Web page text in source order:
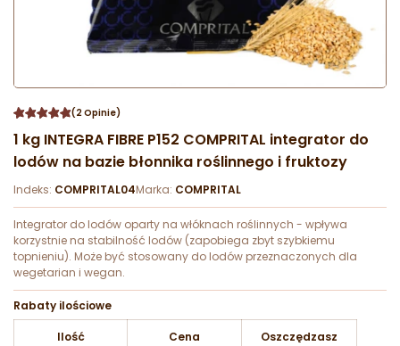
(2 Opinie)
1 kg INTEGRA FIBRE P152 COMPRITAL integrator do
lodów na bazie błonnika roślinnego i fruktozy
Indeks: COMPRITAL04Marka: COMPRITAL
Integrator do lodów oparty na włóknach roślinnych - wpływa
korzystnie na stabilność lodów (zapobiega zbyt szybkiemu
topnieniu). Może być stosowany do lodów przeznaczonych dla
wegetarian i wegan.
Rabaty ilościowe
Ilość Cena Oszczędzasz